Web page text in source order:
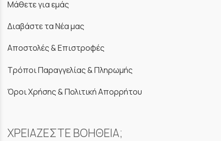
Μάθετε για εμάς
Διαβάστε τα Νέα μας
Αποστολές & Επιστροφές
Τρόποι Παραγγελίας & Πληρωμής
Όροι Χρήσης & Πολιτική Απορρήτου
ΧΡΕΙΑΖΕΣΤΕ ΒΟΗΘΕΙΑ;